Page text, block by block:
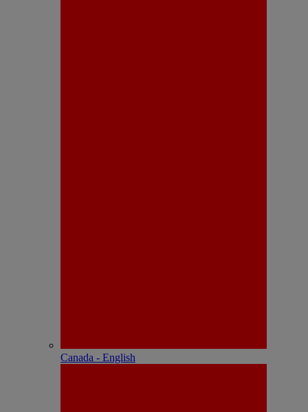
Canada - English